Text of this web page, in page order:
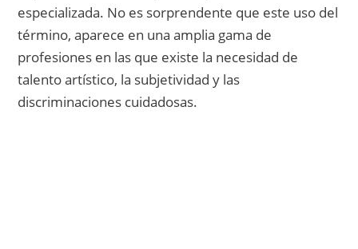
especializada. No es sorprendente que este uso del
término, aparece en una amplia gama de
profesiones en las que existe la necesidad de
talento artístico, la subjetividad y las
discriminaciones cuidadosas.